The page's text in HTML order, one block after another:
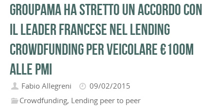
Groupama ha stretto un accordo con
il leader francese nel lending
crowdfunding per veicolare €100M
alle PMI
Fabio Allegreni
09/02/2015
Crowdfunding, Lending peer to peer